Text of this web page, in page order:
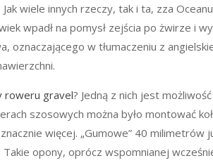
wiele innych rzeczy, tak i ta, zza
wpadł na pomysł zejścia po żwirze i
oznaczającego w tłumaczeniu z
roweru gravel? Jedną z nich jest
szosowych można było montować
więcej. „Gumowe” 40 milimetrów
opony, oprócz wspomnianej